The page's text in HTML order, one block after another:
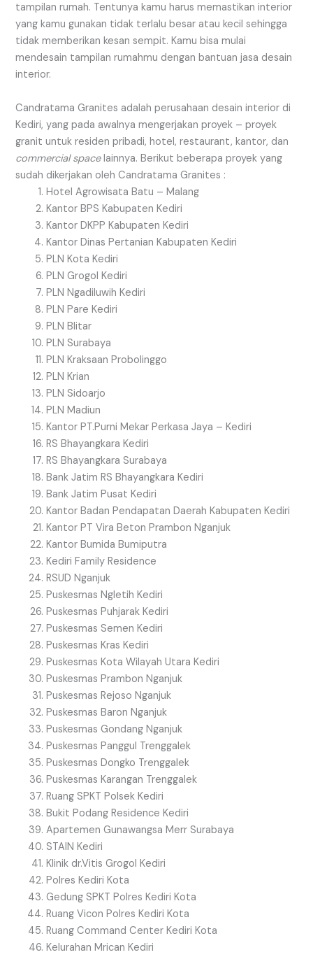
tampilan rumah. Tentunya kamu harus memastikan interior
yang kamu gunakan tidak terlalu besar atau kecil sehingga
tidak memberikan kesan sempit. Kamu bisa mulai
mendesain tampilan rumahmu dengan bantuan jasa desain
interior.
Candratama Granites adalah perusahaan desain interior di
Kediri, yang pada awalnya mengerjakan proyek – proyek
granit untuk residen pribadi, hotel, restaurant, kantor, dan
commercial spacelainnya. Berikut beberapa proyek yang
sudah dikerjakan oleh Candratama Granites :
Hotel Agrowisata Batu – Malang
Kantor BPS Kabupaten Kediri
Kantor DKPP Kabupaten Kediri
Kantor Dinas Pertanian Kabupaten Kediri
PLN Kota Kediri
PLN Grogol Kediri
PLN Ngadiluwih Kediri
PLN Pare Kediri
PLN Blitar
PLN Surabaya
PLN Kraksaan Probolinggo
PLN Krian
PLN Sidoarjo
PLN Madiun
Kantor PT.Purni Mekar Perkasa Jaya – Kediri
RS Bhayangkara Kediri
RS Bhayangkara Surabaya
Bank Jatim RS Bhayangkara Kediri
Bank Jatim Pusat Kediri
Kantor Badan Pendapatan Daerah Kabupaten Kediri
Kantor PT Vira Beton Prambon Nganjuk
Kantor Bumida Bumiputra
Kediri Family Residence
RSUD Nganjuk
Puskesmas Ngletih Kediri
Puskesmas Puhjarak Kediri
Puskesmas Semen Kediri
Puskesmas Kras Kediri
Puskesmas Kota Wilayah Utara Kediri
Puskesmas Prambon Nganjuk
Puskesmas Rejoso Nganjuk
Puskesmas Baron Nganjuk
Puskesmas Gondang Nganjuk
Puskesmas Panggul Trenggalek
Puskesmas Dongko Trenggalek
Puskesmas Karangan Trenggalek
Ruang SPKT Polsek Kediri
Bukit Podang Residence Kediri
Apartemen Gunawangsa Merr Surabaya
STAIN Kediri
Klinik dr.Vitis Grogol Kediri
Polres Kediri Kota
Gedung SPKT Polres Kediri Kota
Ruang Vicon Polres Kediri Kota
Ruang Command Center Kediri Kota
Kelurahan Mrican Kediri